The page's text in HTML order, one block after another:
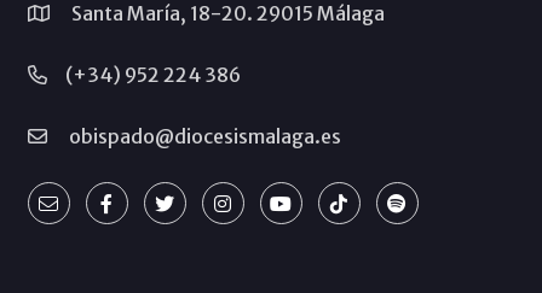
Santa María, 18-20. 29015 Málaga
(+34) 952 224 386
obispado@diocesismalaga.es